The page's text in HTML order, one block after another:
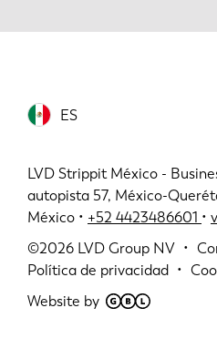
ES
LVD Strippit México -
autopista 57, México-
México • +52 4423486601 •
©2026 LVD Group NV
Política de privacidad
Website by